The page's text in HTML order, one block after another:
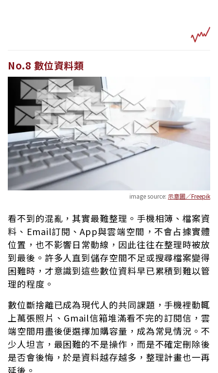
No.8 數位資料類
image source: 示意圖／Freepik
看不到的混亂，其實最難整理。手機相簿、檔案資
料、Email訂閱、App與雲端空間，不會占據實體
位置，也不影響日常動線，因此往往在整理時被放
到最後。許多人直到儲存空間不足或搜尋檔案變得
困難時，才意識到這些數位資料早已累積到難以管
理的程度。
數位斷捨離已成為現代人的共同課題，手機裡動輒
上萬張照片、Gmail信箱堆滿看不完的訂閱信，雲
端空間用盡後便選擇加購容量，成為常見情況。不
少人坦言，最困難的不是操作，而是不確定刪除後
是否會後悔，於是資料越存越多，整理計畫也一再
延後。